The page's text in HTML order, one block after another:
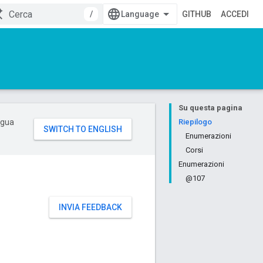
/ GITHUB ACCEDI
Su questa pagina
Riepilogo
Enumerazioni
Corsi
Enumerazioni
@107
INVIA FEEDBACK